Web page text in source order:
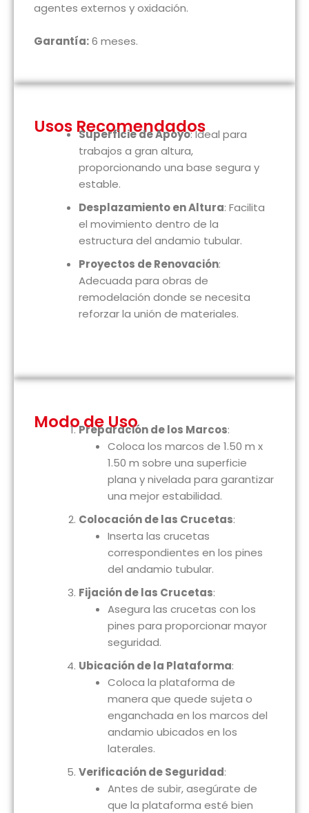
agentes externos y oxidación.
Garantía:6 meses.
Usos Recomendados
Superficie de Apoyo: Ideal para
trabajos a gran altura,
proporcionando una base segura y
estable.
Desplazamiento en Altura: Facilita
el movimiento dentro de la
estructura del andamio tubular.
Proyectos de Renovación:
Adecuada para obras de
remodelación donde se necesita
reforzar la unión de materiales.
Modo de Uso
Preparación de los Marcos:
Coloca los marcos de 1.50 m x
1.50 m sobre una superficie
plana y nivelada para garantizar
una mejor estabilidad.
Colocación de las Crucetas:
Inserta las crucetas
correspondientes en los pines
del andamio tubular.
Fijación de las Crucetas:
Asegura las crucetas con los
pines para proporcionar mayor
seguridad.
Ubicación de la Plataforma:
Coloca la plataforma de
manera que quede sujeta o
enganchada en los marcos del
andamio ubicados en los
laterales.
Verificación de Seguridad:
Antes de subir, asegúrate de
que la plataforma esté bien